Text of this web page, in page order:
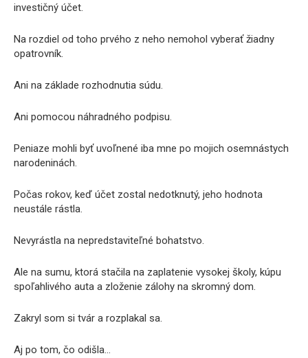
investičný účet.
Na rozdiel od toho prvého z neho nemohol vyberať žiadny
opatrovník.
Ani na základe rozhodnutia súdu.
Ani pomocou náhradného podpisu.
Peniaze mohli byť uvoľnené iba mne po mojich osemnástych
narodeninách.
Počas rokov, keď účet zostal nedotknutý, jeho hodnota
neustále rástla.
Nevyrástla na nepredstaviteľné bohatstvo.
Ale na sumu, ktorá stačila na zaplatenie vysokej školy, kúpu
spoľahlivého auta a zloženie zálohy na skromný dom.
Zakryl som si tvár a rozplakal sa.
Aj po tom, čo odišla…